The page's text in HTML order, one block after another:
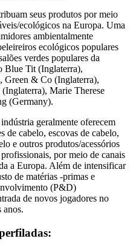
seus produtos por meio
ecológicos na Europa. Uma
ambientalmente
ecológicos populares
verdes populares da
Blue Tit (Inglaterra),
Green & Co (Inglaterra),
Marie Therese
(Germany).
geralmente oferecem
de cabelo, escovas de cabelo,
e outros produtos/acessórios
por meio de canais
a Europa. Além de intensificar
de matérias -primas e
(P&D)
de novos jogadores no
anos.